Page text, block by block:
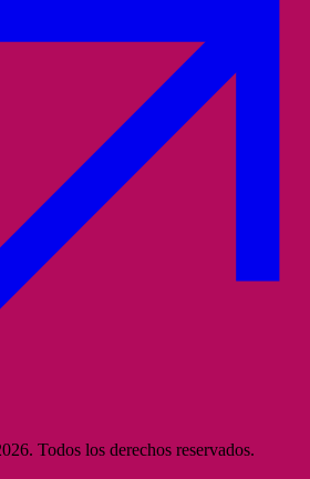
Todos los derechos reservados.